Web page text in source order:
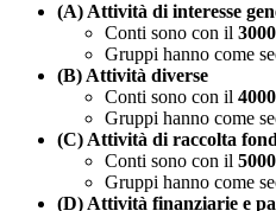
(A) Attività di interesse
Conti sono con il 3000
Gruppi hanno come
(B) Attività diverse
Conti sono con il 4000
Gruppi hanno come
(C) Attività di raccolta
Conti sono con il 5000
Gruppi hanno come
(D) Attività finanziarie e